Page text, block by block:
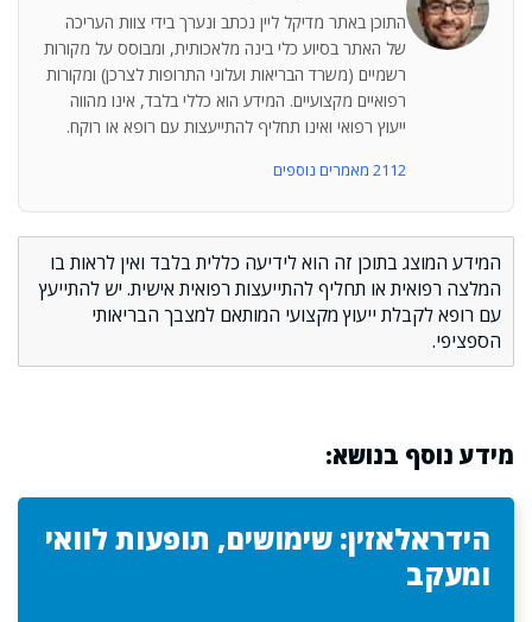
התוכן באתר מדיקל ליין נכתב ונערך בידי צוות העריכה
של האתר בסיוע כלי בינה מלאכותית, ומבוסס על מקורות
רשמיים (משרד הבריאות ועלוני התרופות לצרכן) ומקורות
רפואיים מקצועיים. המידע הוא כללי בלבד, אינו מהווה
ייעוץ רפואי ואינו תחליף להתייעצות עם רופא או רוקח.
2112 מאמרים נוספים
המידע המוצג בתוכן זה הוא לידיעה כללית בלבד ואין לראות בו
המלצה רפואית או תחליף להתייעצות רפואית אישית. יש להתייעץ
עם רופא לקבלת ייעוץ מקצועי המותאם למצבך הבריאותי
הספציפי.
מידע נוסף בנושא:
הידראלאזין: שימושים, תופעות לוואי
ומעקב